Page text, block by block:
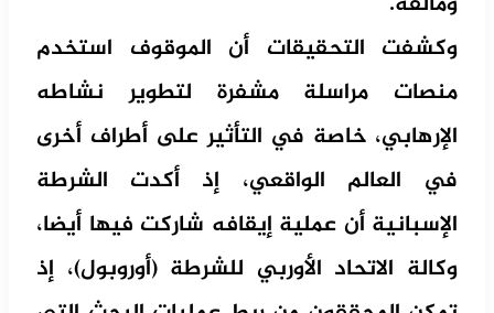
وكشفت التحقيقات أن الموقوف استخدم
منصات مراسلة مشفرة لتطوير نشاطه
الإرهابي، خاصة في التأثير على أطراف أخرى
في العالم الواقعي، إذ أكدت الشرطة
الإسبانية أن عملية إيقافه شاركت فيها أيضا،
وكالة الاتحاد الأوربي للشرطة (أوروبول)، إذ